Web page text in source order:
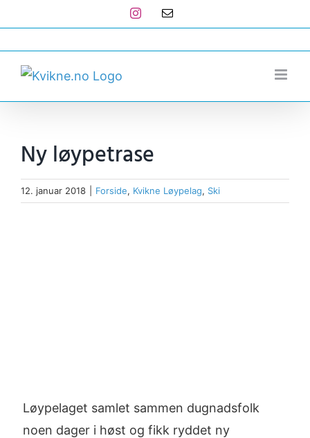
to
content
Instagram
E-
Ny løypetrase
12. januar 2018 Forside, Kvikne Løypelag, Ski
Løypelaget samlet sammen dugnadsfolk
noen dager i høst og fikk ryddet ny